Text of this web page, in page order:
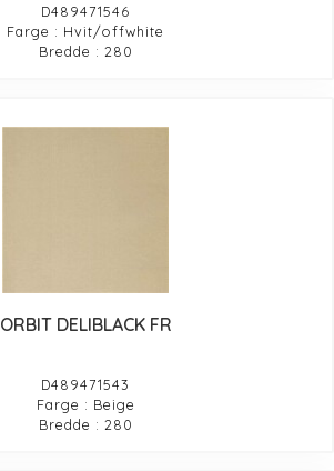
D489471546
Farge : Hvit/offwhite
Bredde : 280
ORBIT DELIBLACK FR
D489471543
Farge : Beige
Bredde : 280